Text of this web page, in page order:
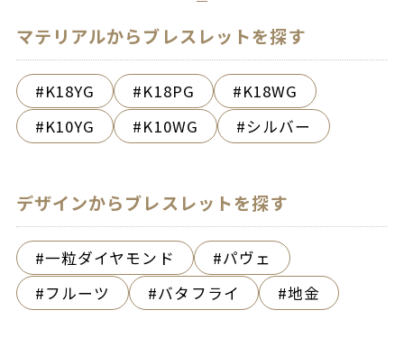
マテリアルからブレスレットを探す
K18YG K18PG
K18WG
K10YG
K10WG シルバー
デザインからブレスレットを探す
一粒ダイヤモンド
パヴェ
フルーツ
バタフライ 地金